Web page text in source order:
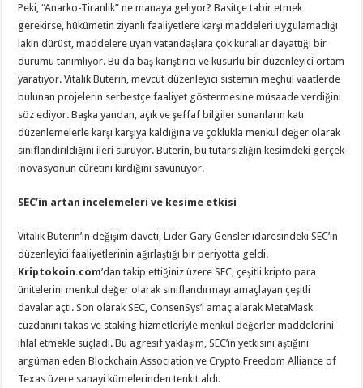
Peki, “Anarko-Tiranlık” ne manaya geliyor? Basitçe tabir etmek
gerekirse, hükümetin ziyanlı faaliyetlere karşı maddeleri uygulamadığı
lakin dürüst, maddelere uyan vatandaşlara çok kurallar dayattığı bir
durumu tanımlıyor. Bu da baş karıştırıcı ve kusurlu bir düzenleyici ortam
yaratıyor. Vitalik Buterin, mevcut düzenleyici sistemin meçhul vaatlerde
bulunan projelerin serbestçe faaliyet göstermesine müsaade verdiğini
söz ediyor. Başka yandan, açık ve şeffaf bilgiler sunanların katı
düzenlemelerle karşı karşıya kaldığına ve çoklukla menkul değer olarak
sınıflandırıldığını ileri sürüyor. Buterin, bu tutarsızlığın kesimdeki gerçek
inovasyonun cüretini kırdığını savunuyor.
SEC’in artan incelemeleri ve kesime etkisi
Vitalik Buterin’in değişim daveti, Lider Gary Gensler idaresindeki SEC’in
düzenleyici faaliyetlerinin ağırlaştığı bir periyotta geldi.
Kriptokoin.com’dan takip ettiğiniz üzere SEC, çeşitli kripto para
ünitelerini menkul değer olarak sınıflandırmayı amaçlayan çeşitli
davalar açtı. Son olarak SEC, ConsenSys’i amaç alarak MetaMask
cüzdanını takas ve staking hizmetleriyle menkul değerler maddelerini
ihlal etmekle suçladı. Bu agresif yaklaşım, SEC’in yetkisini aştığını
argüman eden Blockchain Association ve Crypto Freedom Alliance of
Texas üzere sanayi kümelerinden tenkit aldı.